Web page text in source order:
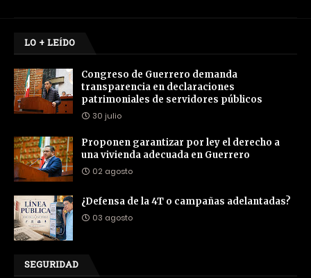
LO + LEÍDO
Congreso de Guerrero demanda
transparencia en declaraciones
patrimoniales de servidores públicos
30 julio
Proponen garantizar por ley el derecho a
una vivienda adecuada en Guerrero
02 agosto
¿Defensa de la 4T o campañas adelantadas?
03 agosto
SEGURIDAD